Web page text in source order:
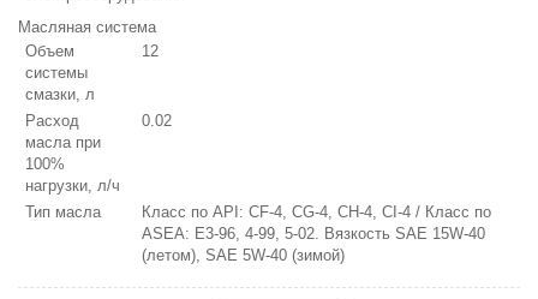
Масляная система
Объем
системы
смазки, л
12
Расход
масла при
100%
нагрузки, л/ч
0.02
Тип масла
Класс по API: CF-4, CG-4, CH-4, CI-4 / Класс по
ASEA: E3-96, 4-99, 5-02. Вязкость SAE 15W-40
(летом), SAE 5W-40 (зимой)